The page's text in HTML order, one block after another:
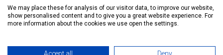
We may place these for analysis of our visitor data, to improve our website,
show personalised content and to give you a great website experience. For
more information about the cookies we use open the settings.